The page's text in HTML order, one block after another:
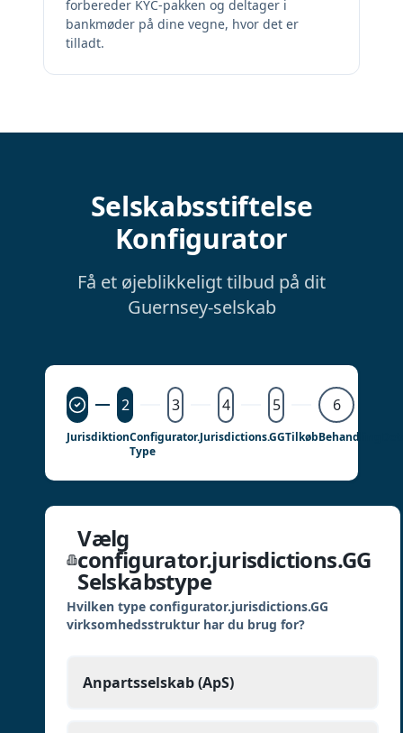
forbereder KYC-pakken og deltager i
bankmøder på dine vegne, hvor det er
tilladt.
Selskabsstiftelse
Konfigurator
Få et øjeblikkeligt tilbud på dit
Guernsey-selskab
2 3 4 5 6
JurisdiktionConfigurator.jurisdictions.GG
Type
TilkøbBehandling
Vælg
configurator.jurisdictions.GG
Selskabstype
Hvilken type configurator.jurisdictions.GG
virksomhedsstruktur har du brug for?
Anpartsselskab (ApS)